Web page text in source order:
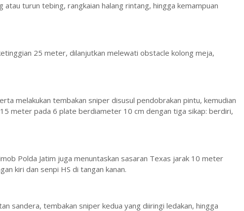
atau turun tebing, rangkaian halang rintang, hingga kemampuan
25 meter, dilanjutkan melewati obstacle kolong meja,
melakukan tembakan sniper disusul pendobrakan pintu, kemudian
meter pada 6 plate berdiameter 10 cm dengan tiga sikap: berdiri,
Polda Jatim juga menuntaskan sasaran Texas jarak 10 meter
kiri dan senpi HS di tangan kanan.
sandera, tembakan sniper kedua yang diiringi ledakan, hingga